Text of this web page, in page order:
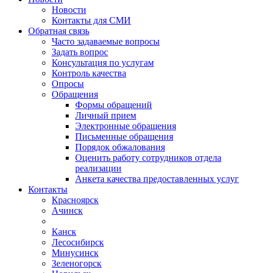
Новости
Контакты для СМИ
Обратная связь
Часто задаваемые вопросы
Задать вопрос
Консультация по услугам
Контроль качества
Опросы
Обращения
Формы обращений
Личный прием
Электронные обращения
Письменные обращения
Порядок обжалования
Оценить работу сотрудников отдела
реализации
Анкета качества предоставленных услуг
Контакты
Красноярск
Ачинск
Канск
Лесосибирск
Минусинск
Зеленогорск